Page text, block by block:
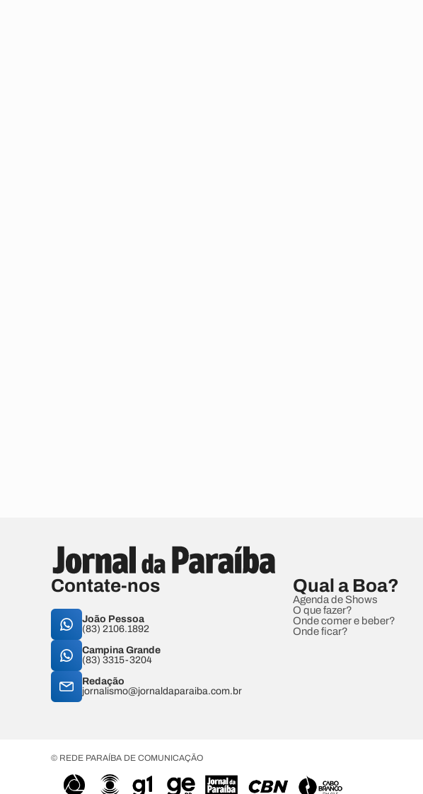
Contate-nos
João Pessoa
(83) 2106.1892
Campina Grande
(83) 3315-3204
Redação
jornalismo@jornaldaparaiba.com.br
Qual a Boa?
Agenda de Shows
O que fazer?
Onde comer e beber?
Onde ficar?
© REDE PARAÍBA DE COMUNICAÇÃO